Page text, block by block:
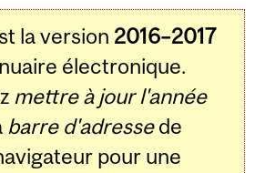
la version 2016–2017
électronique.
mettre à jour l'année
barre d'adressede
pour une